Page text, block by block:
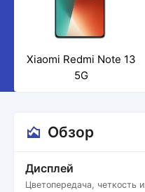
Xiaomi Redmi Note 13
5G
Обзор
Дисплей
Цветопередача, четкость